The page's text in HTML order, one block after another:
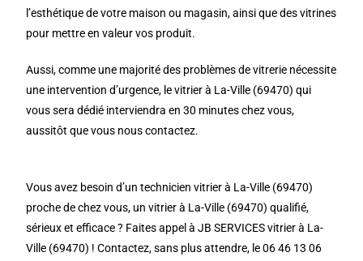
l’esthétique de votre maison ou magasin, ainsi que des vitrines
pour mettre en valeur vos produit.
Aussi, comme une majorité des problèmes de vitrerie nécessite
une intervention d’urgence, le vitrier à La-Ville (69470) qui
vous sera dédié interviendra en 30 minutes chez vous,
aussitôt que vous nous contactez.
Vous avez besoin d’un technicien vitrier à La-Ville (69470)
proche de chez vous, un vitrier à La-Ville (69470) qualifié,
sérieux et efficace ? Faites appel à JB SERVICES vitrier à La-
Ville (69470) ! Contactez, sans plus attendre, le 06 46 13 06